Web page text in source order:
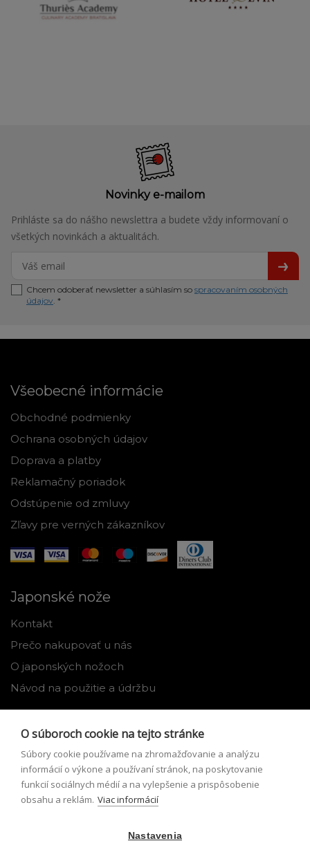
Novinky e-mailom
Prihláste sa do nášho newslettra a budete vždy informovaní o
všetkých novinkách a aktualitách.
Chcem odoberať newsletter a súhlasím so spracovaním osobných
údajov. *
Všeobecné informácie
Obchodné podmienky
Ochrana osobných údajov
Doprava a platby
Reklamačný poriadok
Odstúpenie od zmluvy
Zľavy pre verných zákazníkov
Japonské nože
Kontakt
Prečo nakupovať u nás
O japonských nožoch
Návod na použitie a údržbu
Môj profil
Zabudnuté heslo
O súboroch cookie na tejto stránke
Súbory cookie používame na zhromažďovanie a analýzu
informácií o výkone a používaní stránok, na poskytovanie
funkcií sociálnych médií a na vylepšenie a prispôsobenie
obsahu a reklám. Viac informácií
Nastavenia